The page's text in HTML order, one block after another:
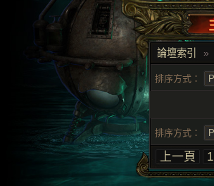
論壇索引 »
排序方式：
排序方式：
上一頁 1